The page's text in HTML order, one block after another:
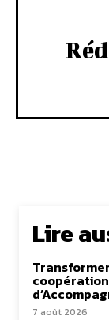
Lire
coopération
7 août 2026